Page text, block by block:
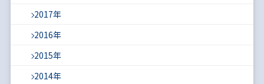
2017年
2016年
2015年
2014年